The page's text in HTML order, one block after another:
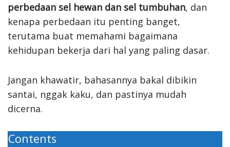
perbedaan sel hewan dan sel tumbuhan, dan
kenapa perbedaan itu penting banget,
terutama buat memahami bagaimana
kehidupan bekerja dari hal yang paling dasar.
Jangan khawatir, bahasannya bakal dibikin
santai, nggak kaku, dan pastinya mudah
dicerna.
Contents